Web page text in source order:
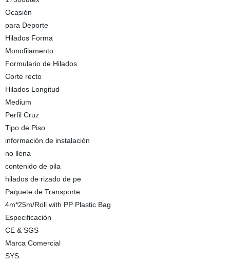
Ocasión
para Deporte
Hilados Forma
Monofilamento
Formulario de Hilados
Corte recto
Hilados Longitud
Medium
Perfil Cruz
Tipo de Piso
información de instalación
no llena
contenido de pila
hilados de rizado de pe
Paquete de Transporte
4m*25m/Roll with PP Plastic Bag
Especificación
CE & SGS
Marca Comercial
SYS